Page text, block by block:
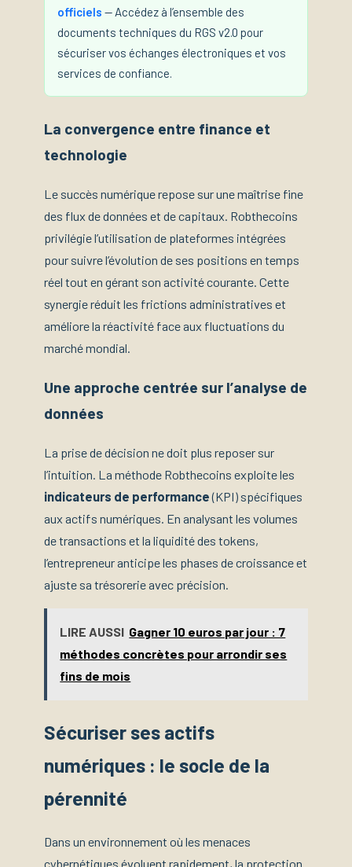
officiels — Accédez à l’ensemble des
documents techniques du RGS v2.0 pour
sécuriser vos échanges électroniques et vos
services de confiance.
La convergence entre finance et
technologie
Le succès numérique repose sur une maîtrise fine
des flux de données et de capitaux. Robthecoins
privilégie l’utilisation de plateformes intégrées
pour suivre l’évolution de ses positions en temps
réel tout en gérant son activité courante. Cette
synergie réduit les frictions administratives et
améliore la réactivité face aux fluctuations du
marché mondial.
Une approche centrée sur l’analyse de
données
La prise de décision ne doit plus reposer sur
l’intuition. La méthode Robthecoins exploite les
indicateurs de performance(KPI) spécifiques
aux actifs numériques. En analysant les volumes
de transactions et la liquidité des tokens,
l’entrepreneur anticipe les phases de croissance et
ajuste sa trésorerie avec précision.
LIRE AUSSI Gagner 10 euros par jour : 7
méthodes concrètes pour arrondir ses
fins de mois
Sécuriser ses actifs
numériques : le socle de la
pérennité
Dans un environnement où les menaces
cybernétiques évoluent rapidement, la protection